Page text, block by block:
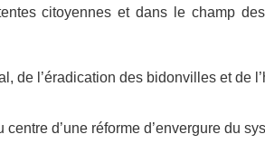
citoyennes et dans le champ
de l’éradication des bidonvilles et de
d’une réforme d’envergure du